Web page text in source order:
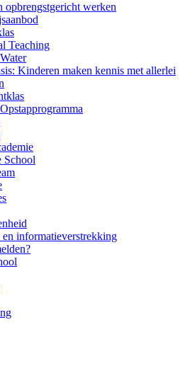
opbrengstgericht werken
Teaching
Kinderen maken kennis met allerlei
School
informatieverstrekking